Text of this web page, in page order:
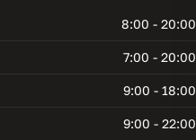
8:00 - 20:00
7:00 - 20:00
9:00 - 18:00
9:00 - 22:00